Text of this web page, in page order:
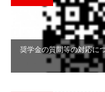
奨学金の質問等の対応に